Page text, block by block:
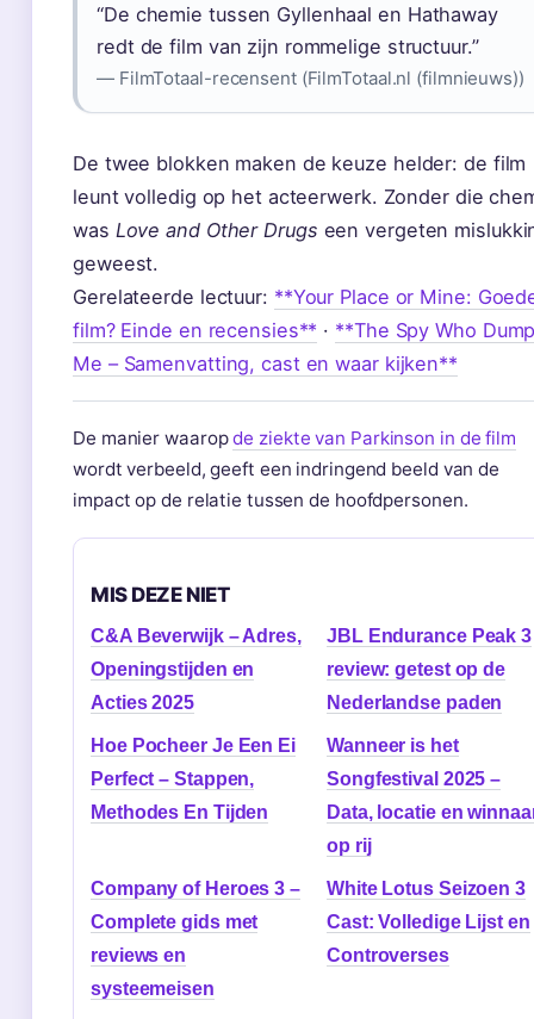
“De chemie tussen Gyllenhaal en Hathaway
redt de film van zijn rommelige structuur.”
— FilmTotaal-recensent (FilmTotaal.nl (filmnieuws))
De twee blokken maken de keuze helder: de film
leunt volledig op het acteerwerk. Zonder die
was Love and Other Drugs een vergeten
geweest.
Gerelateerde lectuur: **Your Place or Mine:
film? Einde en recensies** · **The Spy Who
Me – Samenvatting, cast en waar kijken**
De manier waaropde ziekte van Parkinson in de film
wordt verbeeld, geeft een indringend beeld van de
impact op de relatie tussen de hoofdpersonen.
MIS DEZE NIET
C&A Beverwijk – Adres,
Openingstijden en
Acties 2025
JBL Endurance Peak 3
review: getest op de
Nederlandse paden
Hoe Pocheer Je Een Ei
Perfect – Stappen,
Methodes En Tijden
Wanneer is het
Songfestival 2025 –
Data, locatie en
op rij
Company of Heroes 3 –
Complete gids met
reviews en
systeemeisen
White Lotus Seizoen 3
Cast: Volledige Lijst en
Controverses